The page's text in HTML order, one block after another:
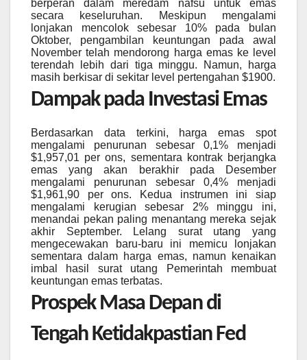
berperan dalam meredam nafsu untuk emas
secara keseluruhan. Meskipun mengalami
lonjakan mencolok sebesar 10% pada bulan
Oktober, pengambilan keuntungan pada awal
November telah mendorong harga emas ke level
terendah lebih dari tiga minggu. Namun, harga
masih berkisar di sekitar level pertengahan $1900.
Dampak pada Investasi Emas
Berdasarkan data terkini, harga emas spot
mengalami penurunan sebesar 0,1% menjadi
$1,957,01 per ons, sementara kontrak berjangka
emas yang akan berakhir pada Desember
mengalami penurunan sebesar 0,4% menjadi
$1,961,90 per ons. Kedua instrumen ini siap
mengalami kerugian sebesar 2% minggu ini,
menandai pekan paling menantang mereka sejak
akhir September. Lelang surat utang yang
mengecewakan baru-baru ini memicu lonjakan
sementara dalam harga emas, namun kenaikan
imbal hasil surat utang Pemerintah membuat
keuntungan emas terbatas.
Prospek Masa Depan di
Tengah Ketidakpastian Fed